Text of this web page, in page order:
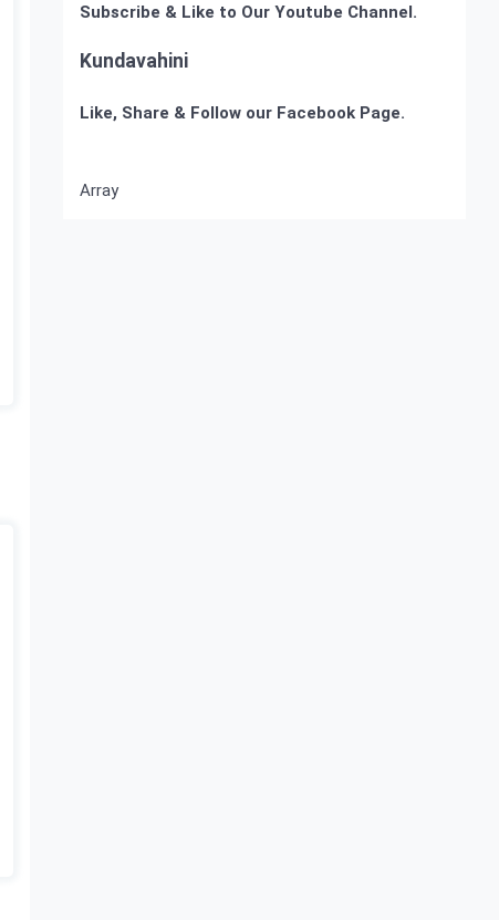
Subscribe & Like to Our Youtube Channel.
Kundavahini
Like, Share & Follow our Facebook Page.
Array